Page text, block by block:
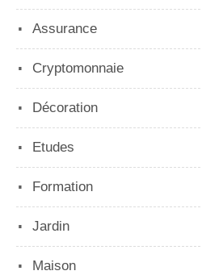
Assurance
Cryptomonnaie
Décoration
Etudes
Formation
Jardin
Maison